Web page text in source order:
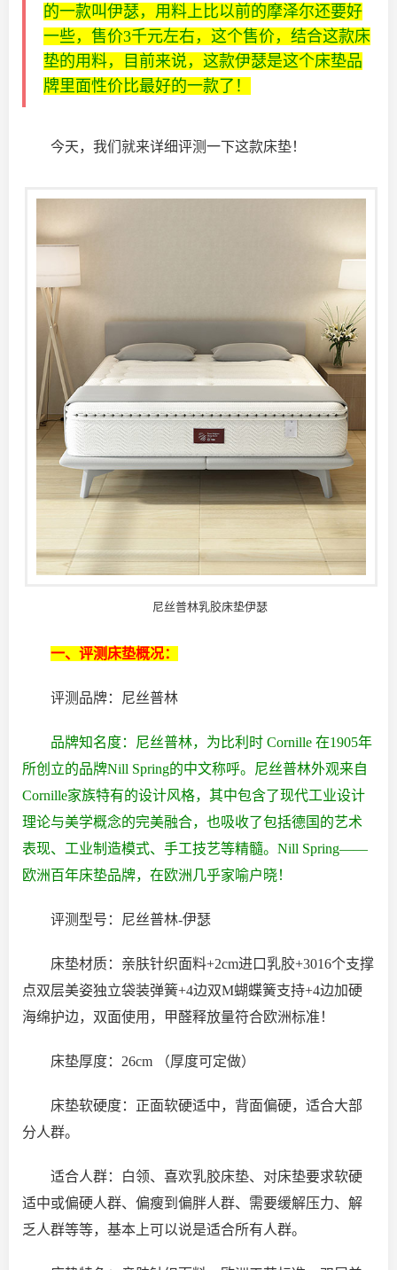
的一款叫伊瑟，用料上比以前的摩泽尔还要好
一些，售价3千元左右，这个售价，结合这款床
垫的用料，目前来说，这款伊瑟是这个床垫品
牌里面性价比最好的一款了！
今天，我们就来详细评测一下这款床垫！
尼丝普林乳胶床垫伊瑟
一、评测床垫概况：
评测品牌：尼丝普林
品牌知名度：尼丝普林，为比利时 Cornille 在1905年
所创立的品牌Nill Spring的中文称呼。尼丝普林外观来自
Cornille家族特有的设计风格，其中包含了现代工业设计
理论与美学概念的完美融合，也吸收了包括德国的艺术
表现、工业制造模式、手工技艺等精髓。Nill Spring——
欧洲百年床垫品牌，在欧洲几乎家喻户晓！
评测型号：尼丝普林-伊瑟
床垫材质：亲肤针织面料+2cm进口乳胶+3016个支撑
点双层美姿独立袋装弹簧+4边双M蝴蝶簧支持+4边加硬
海绵护边，双面使用，甲醛释放量符合欧洲标准！
床垫厚度：26cm （厚度可定做）
床垫软硬度：正面软硬适中，背面偏硬，适合大部
分人群。
适合人群：白领、喜欢乳胶床垫、对床垫要求软硬
适中或偏硬人群、偏瘦到偏胖人群、需要缓解压力、解
乏人群等等，基本上可以说是适合所有人群。